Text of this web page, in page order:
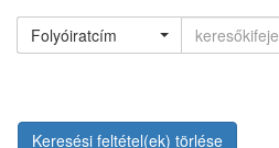
Folyóiratcím
Keresési feltétel(ek) törlése